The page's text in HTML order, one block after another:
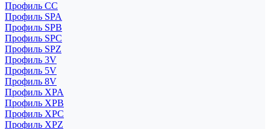
Профиль CC
Профиль SPA
Профиль SPB
Профиль SPC
Профиль SPZ
Профиль 3V
Профиль 5V
Профиль 8V
Профиль XPA
Профиль XPB
Профиль XPC
Профиль XPZ